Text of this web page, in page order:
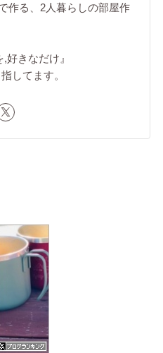
作る、2人暮らしの部屋作
好きなだけ』
してます。